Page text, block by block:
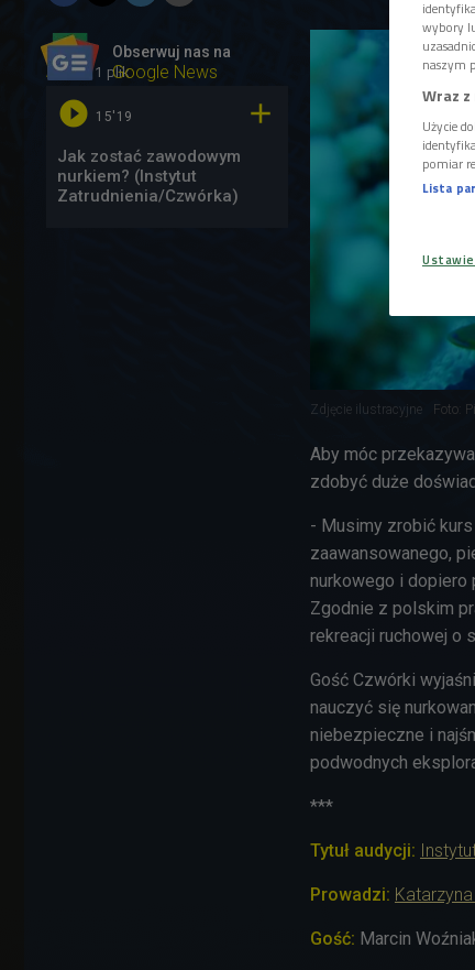
Obserwuj nas na
Google News
AUDIO 1 plik
 15'19 
Jak zostać zawodowym
nurkiem? (Instytut
Zatrudnienia/Czwórka)
Zdjęcie ilustracyjne Foto:
Aby móc
zdobyć duże
- Musimy zrobić
zaawansowanego,
nurkowego i dopiero
Zgodnie z polskim
rekreacji ruchowej o
Gość Czwórki
nauczyć się
niebezpieczne i
podwodnych
***
Tytuł audycji:
Prowadzi:
Gość: Marcin
wybory
naszym
Wraz
Użycie
pomiar
Lista